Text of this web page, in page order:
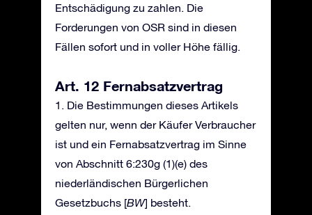
Entschädigung zu zahlen. Die
Forderungen von OSR sind in diesen
Fällen sofort und in voller Höhe fällig.
Art. 12 Fernabsatzvertrag
1. Die Bestimmungen dieses Artikels
gelten nur, wenn der Käufer Verbraucher
ist und ein Fernabsatzvertrag im Sinne
von Abschnitt 6:230g (1)(e) des
niederländischen Bürgerlichen
Gesetzbuchs [BW] besteht.